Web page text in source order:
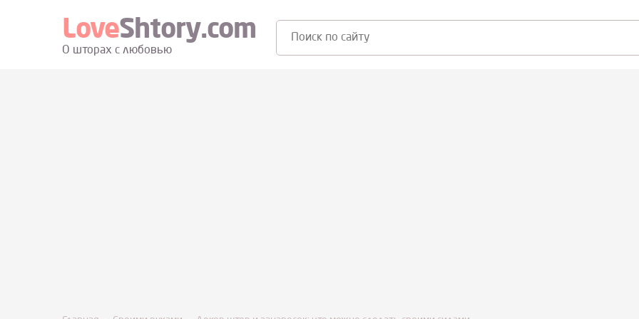
LoveShtory.com
О шторах с любовью